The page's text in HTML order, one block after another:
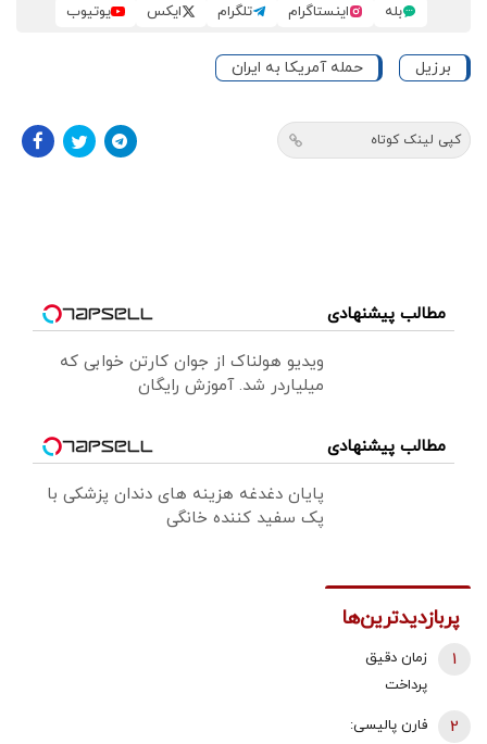
بله
اینستاگرام تلگرام ایکس یوتیوب
برزیل حمله آمریکا به ایران
کپی لینک کوتاه
مطالب پیشنهادی
ویدیو هولناک از جوان کارتن خوابی که
میلیاردر شد. آموزش رایگان
مطالب پیشنهادی
پایان دغدغه هزینه های دندان پزشکی با
پک سفید کننده خانگی
پربازدیدترین‌ها
زمان دقیق
پرداخت
بازنشستگان
1
فارن پالیسی:
2